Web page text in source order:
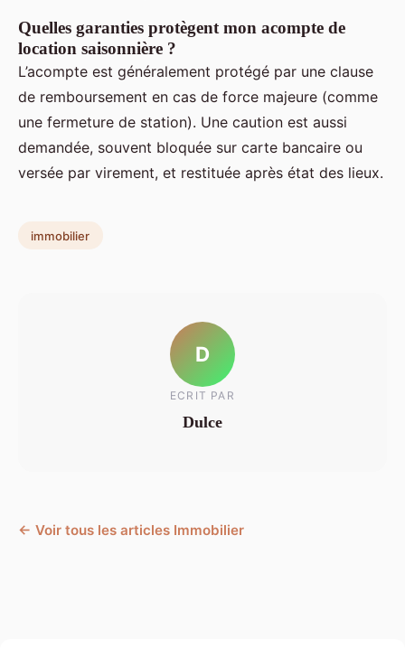
Quelles garanties protègent mon acompte de
location saisonnière ?
L’acompte est généralement protégé par une clause
de remboursement en cas de force majeure (comme
une fermeture de station). Une caution est aussi
demandée, souvent bloquée sur carte bancaire ou
versée par virement, et restituée après état des lieux.
immobilier
D
ECRIT PAR
Dulce
← Voir tous les articles Immobilier